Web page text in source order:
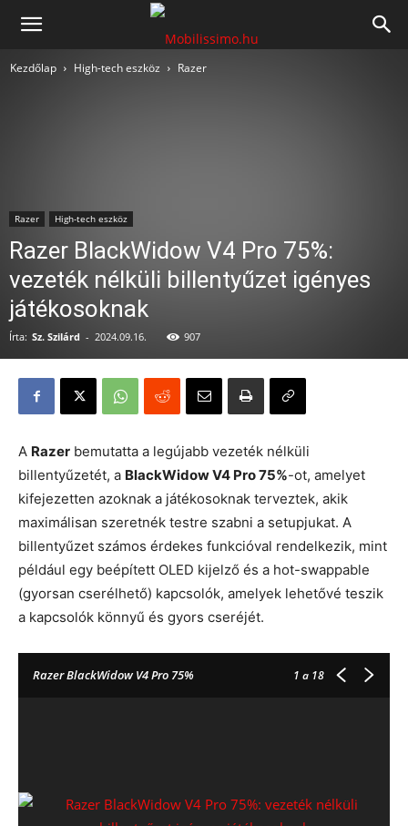
Mobilissimo.hu
Kezdőlap High-tech eszköz Razer
Razer High-tech eszköz
Razer BlackWidow V4 Pro 75%:
vezeték nélküli billentyűzet igényes
játékosoknak
Írta: Sz. Szilárd - 2024.09.16. 907
A Razer bemutatta a legújabb vezeték nélküli
billentyűzetét, a BlackWidow V4 Pro 75%-ot, amelyet
kifejezetten azoknak a játékosoknak terveztek, akik
maximálisan szeretnék testre szabni a setupjukat. A
billentyűzet számos érdekes funkcióval rendelkezik, mint
például egy beépített OLED kijelző és a hot-swappable
(gyorsan cserélhető) kapcsolók, amelyek lehetővé teszik
a kapcsolók könnyű és gyors cseréjét.
Razer BlackWidow V4 Pro 75% 1 a 18